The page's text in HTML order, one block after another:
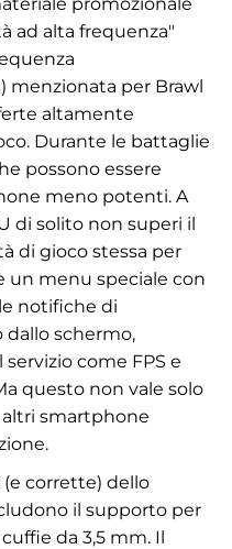
ad alta frequenza"
menzionata per Brawl
altamente
Durante le battaglie
possono essere
meno potenti. A
di solito non superi il
di gioco stessa per
un menu speciale con
notifiche di
dallo schermo,
come FPS e
questo non vale solo
smartphone
corrette) dello
il supporto per
da 3,5 mm. Il